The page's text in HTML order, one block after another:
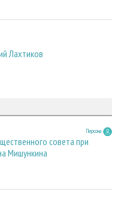
Лахтиков
Персона
совета при
Мишункина